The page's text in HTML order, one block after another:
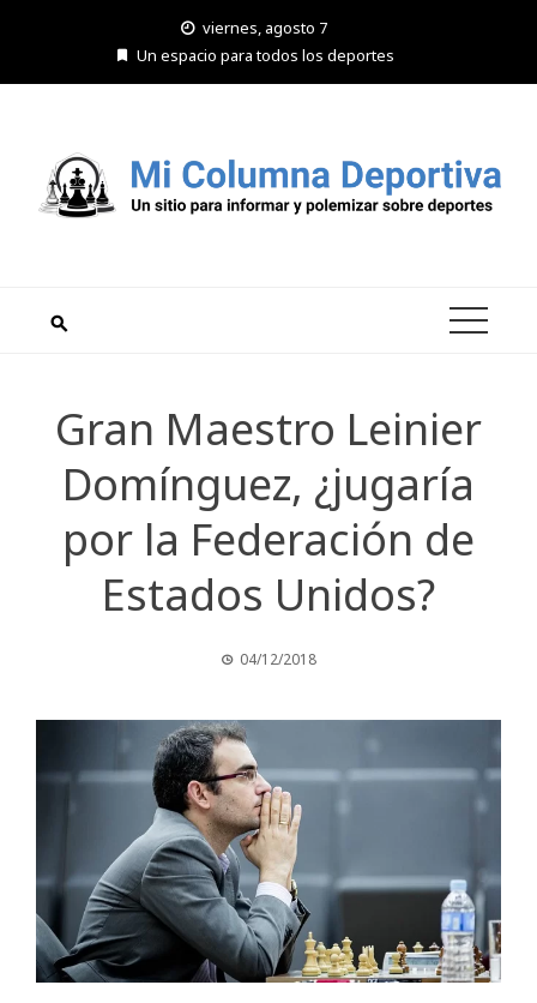
viernes, agosto 7
Un espacio para todos los deportes
Gran Maestro Leinier
Domínguez, ¿jugaría
por la Federación de
Estados Unidos?
04/12/2018